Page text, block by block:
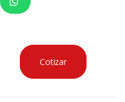
Cotizar